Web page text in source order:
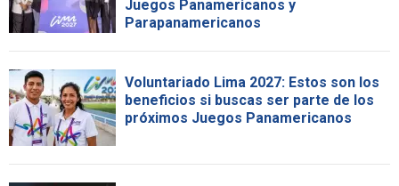
Juegos Panamericanos y
Parapanamericanos
Voluntariado Lima 2027: Estos son los
beneficios si buscas ser parte de los
próximos Juegos Panamericanos